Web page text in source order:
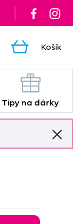
Košík
Tipy na dárky